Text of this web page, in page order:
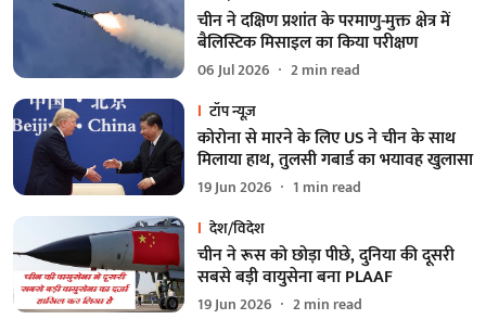
चीन ने दक्षिण प्रशांत के परमाणु-मुक्त क्षेत्र में
बैलिस्टिक मिसाइल का किया परीक्षण
06 Jul 2026 2min read
टॉप न्यूज़
कोरोना से मारने के लिए US ने चीन के साथ
मिलाया हाथ, तुलसी गबार्ड का भयावह खुलासा
19 Jun 2026 1 min read
देश/विदेश
चीन ने रूस को छोड़ा पीछे, दुनिया की दूसरी
सबसे बड़ी वायुसेना बना PLAAF
19 Jun 2026 2min read